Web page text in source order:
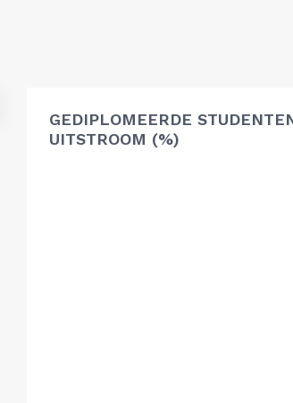
GEDIPLOMEERDE
UITSTROOM (%)